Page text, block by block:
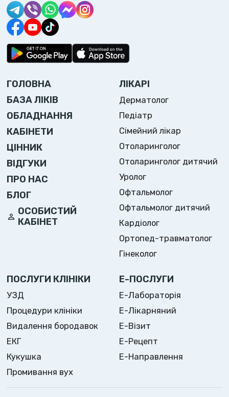
ГОЛОВНА
БАЗА ЛІКІВ
ОБЛАДНАННЯ
КАБІНЕТИ
ЦІННИК
ВІДГУКИ
ПРО НАС
БЛОГ
ОСОБИСТИЙ
КАБІНЕТ
ЛІКАРІ
Дерматолог
Педіатр
Сімейний лікар
Отоларинголог
Отоларинголог дитячий
Уролог
Офтальмолог
Офтальмолог дитячий
Кардіолог
Ортопед-травматолог
Гінеколог
ПОСЛУГИ КЛІНІКИ
УЗД
Процедури клініки
Видалення бородавок
ЕКГ
Кукушка
Промивання вух
Е-ПОСЛУГИ
Е-Лабораторія
Е-Лікарняний
Е-Візит
Е-Рецепт
Е-Направлення